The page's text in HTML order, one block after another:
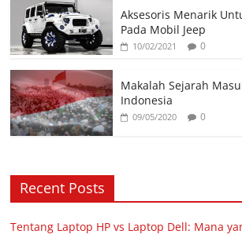
Aksesoris Menarik
Pada Mobil Jeep
10/02/2021 0
Makalah Sejarah
Indonesia
09/05/2020 0
Recent Posts
Tentang Laptop HP vs Laptop Dell: Mana